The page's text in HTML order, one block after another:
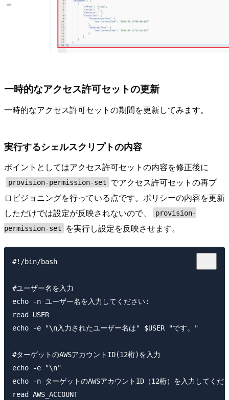
一時的なアクセス許可セットの更新
一時的なアクセス許可セットの期間を更新してみます。
実行するシェルスクリプトの内容
ポイントとしてはアクセス許可セットの内容を修正後に
provision-permission-set
でアクセス許可セットの再プ
ロビジョニングを行っている点です。ポリシーの内容を更新
しただけでは設定が反映されないので、
provision-
permission-set
を実行し設定を反映させます。
#!/bin/bash
#ユーザー名を入力
echo -n ユーザー名を入力してください:
read USER
echo -e "\n入力されたユーザー名は" $USER "です。"
#ターゲットのAWSアカウントID(12桁)を入力
echo -e "\n"
echo -n ターゲットのAWSアカウントID（12桁）を入力してく
read AWS_ACCOUNT